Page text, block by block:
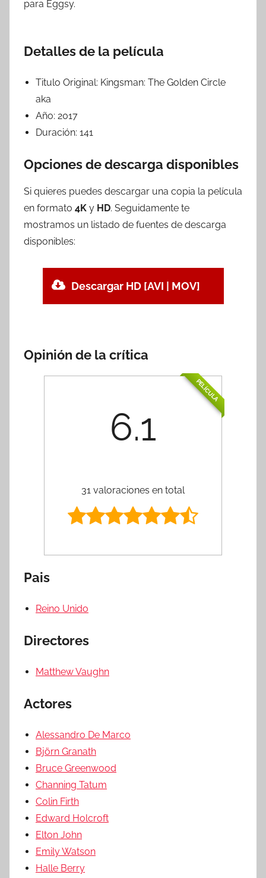
para Eggsy.
Detalles de la película
Titulo Original: Kingsman: The Golden Circle
aka
Año: 2017
Duración: 141
Opciones de descarga disponibles
Si quieres puedes descargar una copia la película
en formato 4K y HD. Seguidamente te
mostramos un listado de fuentes de descarga
disponibles:
Descargar HD [AVI | MOV]
Opinión de la crítica
PELÍCULA
6.1
31 valoraciones en total
Pais
Reino Unido
Directores
Matthew Vaughn
Actores
Alessandro De Marco
Björn Granath
Bruce Greenwood
Channing Tatum
Colin Firth
Edward Holcroft
Elton John
Emily Watson
Halle Berry